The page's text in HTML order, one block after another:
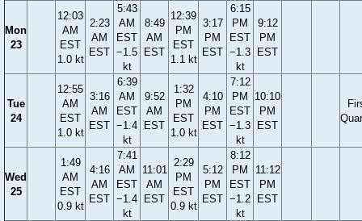
Mon
23
12:03
AM
EST
1.0 kt
2:23
AM
EST
5:43
AM
EST
−1.5
kt
8:49
AM
EST
12:39
PM
EST
1.1 kt
3:17
PM
EST
6:15
PM
EST
−1.3
kt
9:12
PM
EST
Tue
24
12:55
AM
EST
1.0 kt
3:16
AM
EST
6:39
AM
EST
−1.4
kt
9:52
AM
EST
1:32
PM
EST
1.0 kt
4:10
PM
EST
7:12
PM
EST
−1.3
kt
10:10
PM
EST
Wed
25
1:49
AM
EST
0.9 kt
4:16
AM
EST
7:41
AM
EST
−1.4
kt
11:01
AM
EST
2:29
PM
EST
0.9 kt
5:12
PM
EST
8:12
PM
EST
−1.2
kt
11:12
PM
EST